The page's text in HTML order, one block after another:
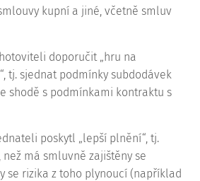
kupní a jiné, včetně smluv
doporučit „hru na
tj. sjednat podmínky subdodávek
shodě s podmínkami kontraktu s
poskytl „lepší plnění“, tj.
má smluvně zajištěny se
se rizika z toho plynoucí (například